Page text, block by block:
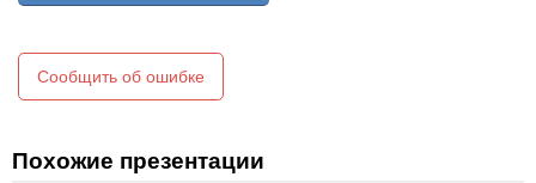
Сообщить об ошибке
Похожие презентации